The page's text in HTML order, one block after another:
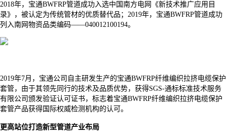
2018年，宝通BWFRP管道成功入选中国南方电网《新技术推广应用目
录》，被认定为传统管材的优质替代品；2019年，宝通BWFRP管道成功
列入南网物资品类编码——040012100194。
2019年7月，宝通公司自主研发生产的宝通BWFRP纤维编织拉挤电缆保护
套管，由于其领先同行的技术及品质优势，获得SGS-通标标准技术服务
有限公司颁发验证认可证书，标志着宝通BWFRP纤维编织拉挤电缆保护
套管产品获得国际权威检测机构的认可。
更高站位打造新型管道产业布局